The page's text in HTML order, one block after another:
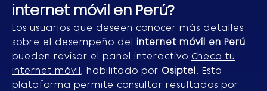
internet móvil en Perú?
Los usuarios que deseen conocer más detalles
sobre el desempeño del internet móvil en Perú
pueden revisar el panel interactivo Checa tu
internet móvil, habilitado por Osiptel. Esta
plataforma permite consultar resultados por